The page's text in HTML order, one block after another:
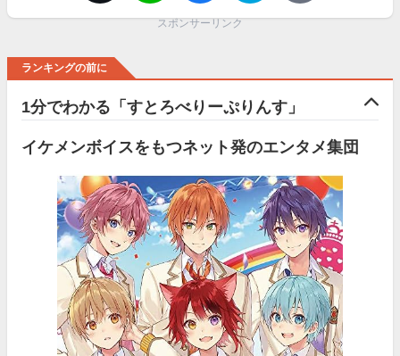
スポンサーリンク
ランキングの前に
1分でわかる「すとろべりーぷりんす」
イケメンボイスをもつネット発のエンタメ集団